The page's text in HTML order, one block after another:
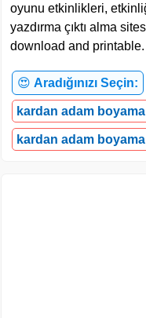
oyunu etkinlikleri,
yazdırma çıktı alma
download and printable.
😍 Aradığınızı Seçin:
kardan adam boyama
kardan adam